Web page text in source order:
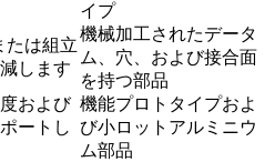
イプ
たは組立
します
機械加工されたデータ
ム、穴、および接合面
を持つ部品
および
ートし
機能プロトタイプおよ
び小ロットアルミニウ
ム部品